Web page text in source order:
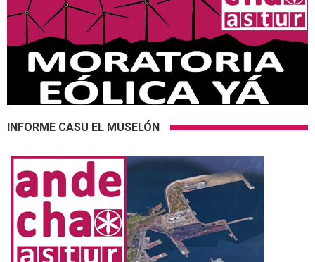
INFORME CASU EL MUSELÓN